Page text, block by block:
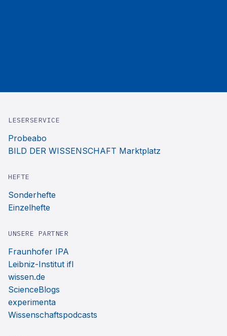
LESERSERVICE
Probeabo
BILD DER WISSENSCHAFT Marktplatz
HEFTE
Sonderhefte
Einzelhefte
UNSERE PARTNER
Fraunhofer IPA
Leibniz-Institut ifl
wissen.de
ScienceBlogs
experimenta
Wissenschaftspodcasts